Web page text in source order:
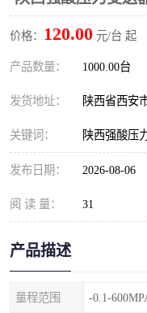
价格： 120.00 元/台 起
产品数量： 1000.00台
发货地址： 陕西省西安
关键词： 陕西强酸压
发布日期： 2026-08-06
阅 读 量： 31
产品描述
量程范围 -0.1-